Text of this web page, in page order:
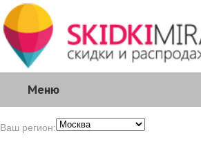
Меню
Ваш регион: